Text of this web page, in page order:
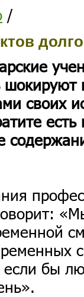
/
шокируют
своих
бы